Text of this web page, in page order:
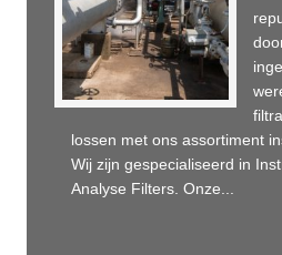
lossen met ons assortiment
Wij zijn gespecialiseerd in
Analyse Filters. Onze...